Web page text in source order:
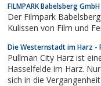
FILMPARK Babelsberg GmbH
Der Filmpark Babelsberg bieten
Kulissen von Film und
Die Westernstadt im Harz -
Pullman City Harz ist
Hasselfelde im Harz.
sich in die